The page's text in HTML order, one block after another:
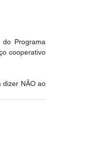
Programa
cooperativo
dizer NÃO ao